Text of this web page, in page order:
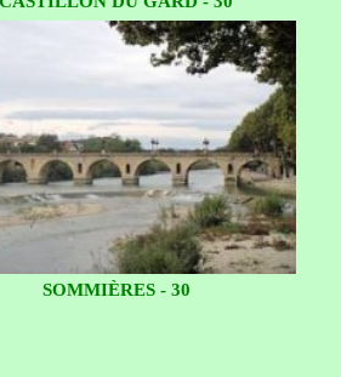
SOMMIÈRES - 30